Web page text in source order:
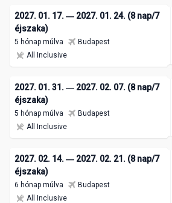
2027. 01. 17. ― 2027. 01. 24. (8 nap/7
éjszaka)
5 hónap múlva
Budapest
All Inclusive
2027. 01. 31. ― 2027. 02. 07. (8 nap/7
éjszaka)
5 hónap múlva
Budapest
All Inclusive
2027. 02. 14. ― 2027. 02. 21. (8 nap/7
éjszaka)
6 hónap múlva
Budapest
All Inclusive